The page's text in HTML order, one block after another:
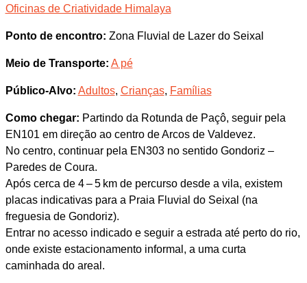
Oficinas de Criatividade Himalaya
Ponto de encontro: Zona Fluvial de Lazer do Seixal
Meio de Transporte: A pé
Público-Alvo: Adultos, Crianças, Famílias
Como chegar: Partindo da Rotunda de Paçô, seguir pela
EN101 em direção ao centro de Arcos de Valdevez.
No centro, continuar pela EN303 no sentido Gondoriz –
Paredes de Coura.
Após cerca de 4 – 5 km de percurso desde a vila, existem
placas indicativas para a Praia Fluvial do Seixal (na
freguesia de Gondoriz).
Entrar no acesso indicado e seguir a estrada até perto do rio,
onde existe estacionamento informal, a uma curta
caminhada do areal.